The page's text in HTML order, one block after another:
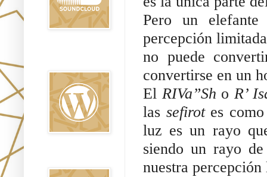
Pero un
percepción
no puede
convertirse en un
El RIVa”Sh o R’
las sefirot es
luz es un rayo
siendo un rayo
nuestra